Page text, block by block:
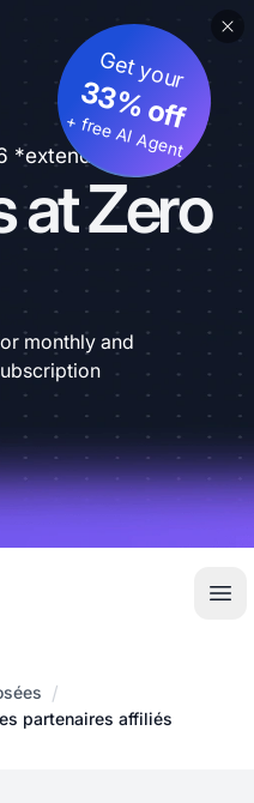
*extended
at Zero
Get your
33% off
+ free AI Agent
monthly and
/
partenaires affiliés